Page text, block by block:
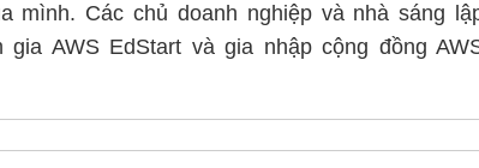
mình. Các chủ doanh nghiệp và nhà sáng
AWS EdStart và gia nhập cộng đồng